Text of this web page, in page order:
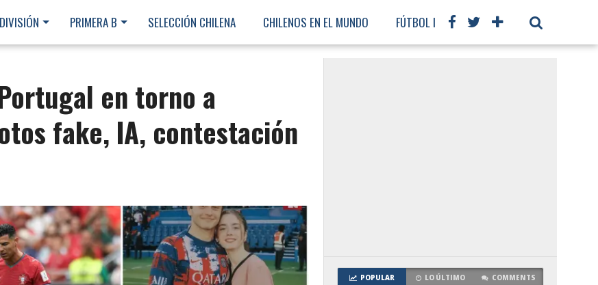
PRIMERA B SELECCIÓN CHILENA CHILENOS EN EL MUNDO FÚTBOL INTERNACIONAL
en torno a
fake, IA, contestación
POPULAR LO ÚLTIMO COMMENTS